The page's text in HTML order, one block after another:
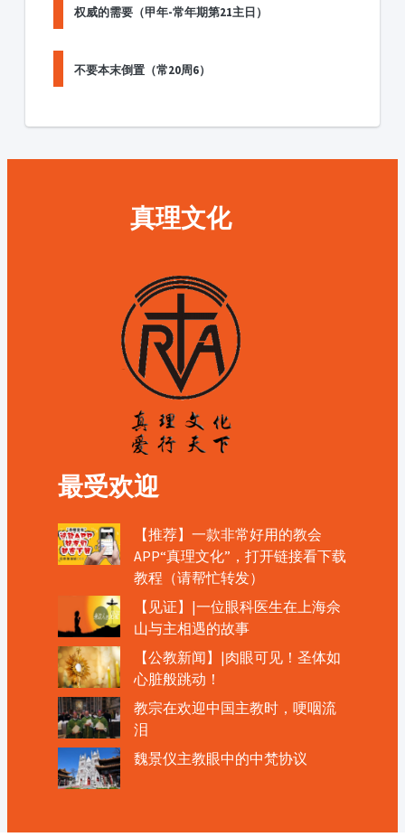
权威的需要（甲年-常年期第21主日）
不要本末倒置（常20周6）
真理文化
最受欢迎
【推荐】一款非常好用的教会
APP“真理文化”，打开链接看下载
教程（请帮忙转发）
【见证】|一位眼科医生在上海佘
山与主相遇的故事
【公教新闻】|肉眼可见！圣体如
心脏般跳动！
教宗在欢迎中国主教时，哽咽流
泪
魏景仪主教眼中的中梵协议